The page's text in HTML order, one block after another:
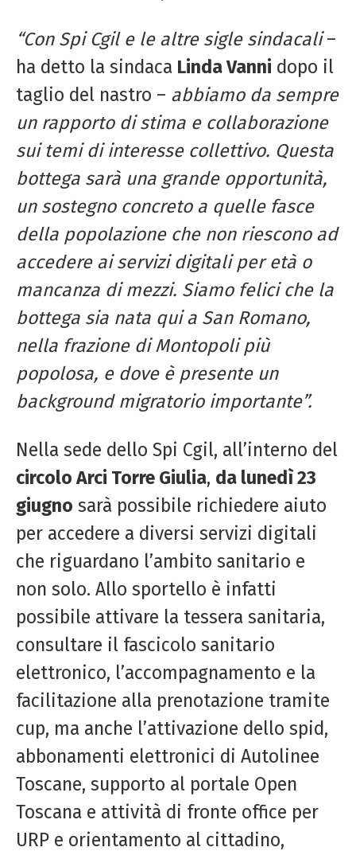
“Con Spi Cgil e le altre sigle sindacali–
ha detto la sindaca Linda Vanni dopo il
taglio del nastro – abbiamo da sempre
un rapporto di stima e collaborazione
sui temi di interesse collettivo. Questa
bottega sarà una grande opportunità,
un sostegno concreto a quelle fasce
della popolazione che non riescono ad
accedere ai servizi digitali per età o
mancanza di mezzi. Siamo felici che la
bottega sia nata qui a San Romano,
nella frazione di Montopoli più
popolosa, e dove è presente un
background migratorio importante”.
Nella sede dello Spi Cgil, all’interno del
circolo Arci Torre Giulia, da lunedì 23
giugno sarà possibile richiedere aiuto
per accedere a diversi servizi digitali
che riguardano l’ambito sanitario e
non solo. Allo sportello è infatti
possibile attivare la tessera sanitaria,
consultare il fascicolo sanitario
elettronico, l’accompagnamento e la
facilitazione alla prenotazione tramite
cup, ma anche l’attivazione dello spid,
abbonamenti elettronici di Autolinee
Toscane, supporto al portale Open
Toscana e attività di fronte office per
URP e orientamento al cittadino,